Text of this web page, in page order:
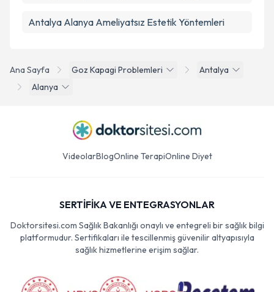
Ana Sayfa Goz Kapagi Problemleri
Antalya
Alanya
Antalya Alanya Ameliyatsız Estetik Yöntemleri
VideolarBlogOnline TerapiOnline Diyet
SERTİFİKA VE ENTEGRASYONLAR
Doktorsitesi.com Sağlık Bakanlığı onaylı ve entegreli bir sağlık bilgi
platformudur. Sertifikaları ile tescillenmiş güvenilir altyapısıyla
sağlık hizmetlerine erişim sağlar.